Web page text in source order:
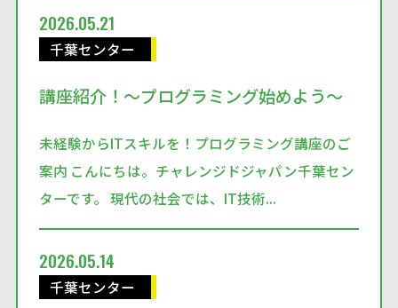
2026.05.21
千葉センター
講座紹介！～プログラミング始めよう～
未経験からITスキルを！プログラミング講座のご
案内 こんにちは。チャレンジドジャパン千葉セン
ターです。 現代の社会では、IT技術...
2026.05.14
千葉センター